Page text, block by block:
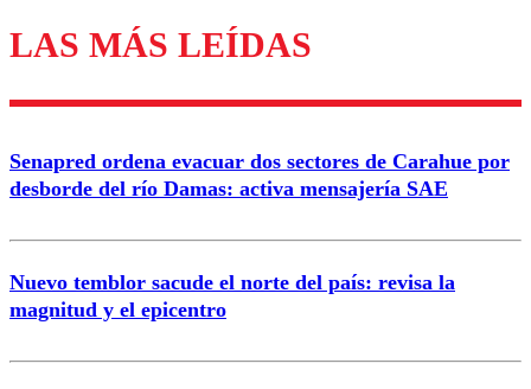
Los comentarios son moderados para garantizar un
diálogo respetuoso.
Correo
LAS MÁS LEÍDAS
Senapred ordena evacuar dos sectores de Carahue por
desborde del río Damas: activa mensajería SAE
Nuevo temblor sacude el norte del país: revisa la
magnitud y el epicentro